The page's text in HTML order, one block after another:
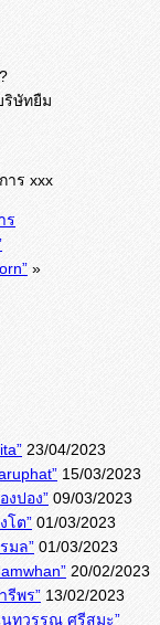
ริษัทยืม
าร xxx
ร
»
23/04/2023
15/03/2023
ปอง” 09/03/2023
โต” 01/03/2023
มล” 01/03/2023
20/02/2023
พร” 13/02/2023
ทวรรณ ศรีสุมะ”